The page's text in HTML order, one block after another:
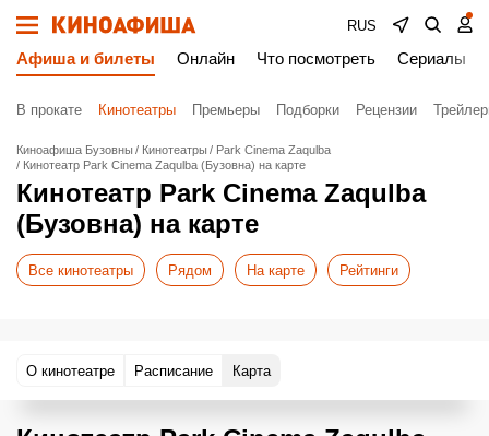
RUS
Афиша и билеты Онлайн Что посмотреть Сериалы
В прокате Кинотеатры Премьеры Подборки Рецензии
Киноафиша Бузовны Кинотеатры
Park Cinema Zaqulba
Кинотеатр Park Cinema Zaqulba (Бузовна) на карте
Кинотеатр Park Cinema Zaqulba
(Бузовна) на карте
Все кинотеатры Рядом На карте Рейтинги
О кинотеатре Расписание Карта